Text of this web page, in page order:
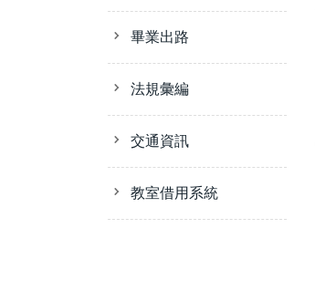
畢業出路
法規彙編
交通資訊
教室借用系統